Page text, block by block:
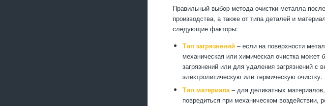
Правильный выбор метода очистки металла
производства, а также от типа деталей и
следующие факторы:
Тип загрязнений – если на поверхности
механическая или химическая очистка
загрязнений или для удаления загрязнений с
электролитическую или термическую очистку.
Тип материала– для деликатных
повредиться при механическом воздействии,